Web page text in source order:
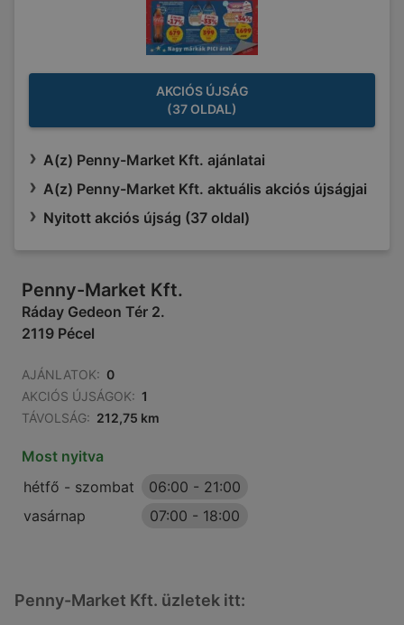
AKCIÓS ÚJSÁG
(37 OLDAL)
A(z) Penny-Market Kft. ajánlatai
A(z) Penny-Market Kft. aktuális akciós újságjai
Nyitott akciós újság (37 oldal)
Penny-Market Kft.
Ráday Gedeon Tér 2.
2119 Pécel
AJÁNLATOK: 0
AKCIÓS ÚJSÁGOK: 1
TÁVOLSÁG: 212,75 km
Most nyitva
hétfő - szombat
06:00 - 21:00
vasárnap
07:00 - 18:00
Penny-Market Kft. üzletek itt: